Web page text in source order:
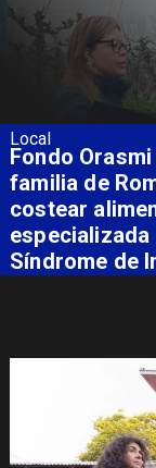
Local
Fondo
familia de
costear
especializada
Síndrome de